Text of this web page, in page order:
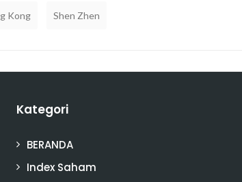
Kong Shen Zhen
Kategori
BERANDA
Index Saham